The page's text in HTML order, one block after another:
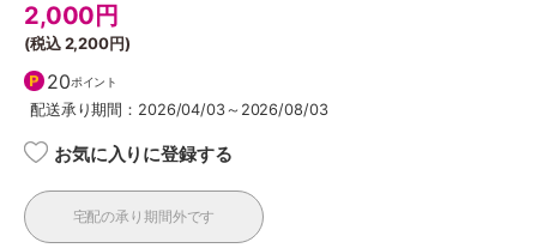
2,000 円
(税込2,200円)
20ポイント
配送承り期間：2026/04/03～2026/08/03
お気に入りに登録する
宅配の承り期間外です